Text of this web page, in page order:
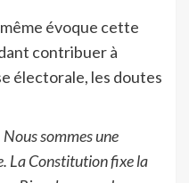
évoque cette
contribuer à
électorale, les doutes
sommes une
La Constitution fixe la